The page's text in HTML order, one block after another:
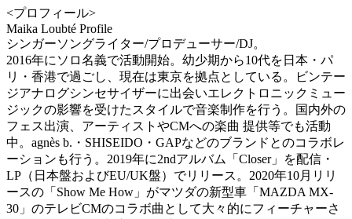
<プロフィール>
Maika Loubté Profile
シンガーソングライター/プロデューサー/DJ。
2016年にソロ名義で活動開始。幼少期から10代を日本・パ
リ・香港で過ごし、現在は東京を拠点としている。ビンテー
ジアナログシンセサイザーに出会いエレクトロニックミュー
ジックの影響を受けたスタイルで音楽制作を行う。国内外の
フェス出演、アーティストやCMへの楽曲 提供等でも活動
中。agnès b.・SHISEIDO・GAPなどのブランドとのコラボレ
ーションも行う。2019年に2ndアルバム「Closer」を配信・
LP（日本盤およびEU/UK盤）でリリース。2020年10月リリ
ースの「Show Me How」がマツダの新型車「MAZDA MX-
30」のテレビCMのコラボ曲として大々的にフィーチャーさ